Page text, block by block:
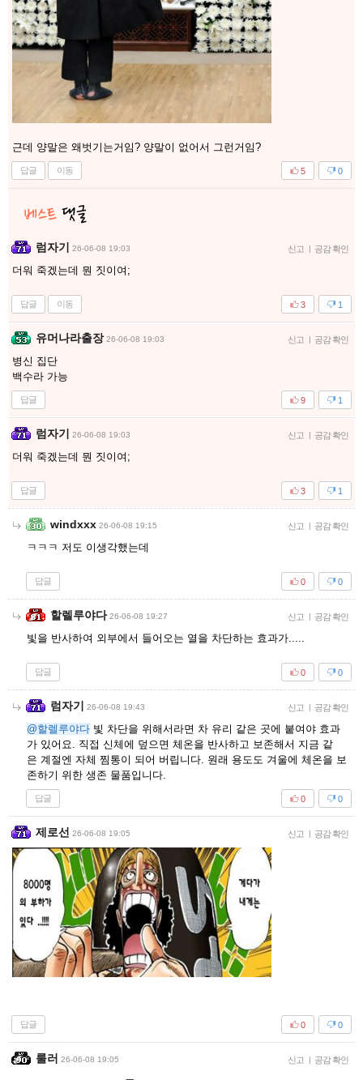
근데 양말은 왜벗기는거임? 양말이 없어서 그런거임?
답글 이동 0
5
럼자기 26-06-08 19:03 신고 | 공감 확인
더워 죽겠는데 뭔 짓이여;
답글 이동 1
3
유머나라출장 26-06-08 19:03 신고 | 공감 확인
병신 집단
백수라 가능
답글 1
9
럼자기 26-06-08 19:03 신고 | 공감 확인
더워 죽겠는데 뭔 짓이여;
답글 1
3
windxxx 26-06-08 19:15 신고 | 공감 확인
ㅋㅋㅋ 저도 이생각했는데
답글 0
0
할렐루야다 26-06-08 19:27 신고 | 공감 확인
빛을 반사하여 외부에서 들어오는 열을 차단하는 효과가.....
답글 0
0
럼자기 26-06-08 19:43 신고 | 공감 확인
@할렐루야다 빛 차단을 위해서라면 차 유리 같은 곳에 붙여야 효과
가 있어요. 직접 신체에 덮으면 체온을 반사하고 보존해서 지금 같
은 계절엔 자체 찜통이 되어 버립니다. 원래 용도도 겨울에 체온을 보
존하기 위한 생존 물품입니다.
답글 0
0
제로선 26-06-08 19:05 신고 | 공감 확인
답글 0
0
룰러 26-06-08 19:05 신고 | 공감 확인